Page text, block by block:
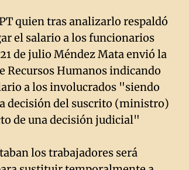
quien tras analizarlo respaldó
el salario a los funcionarios
de julio Méndez Mata envió la
Recursos Humanos indicando
a los involucrados "siendo
decisión del suscrito (ministro)
de una decisión judicial"
los trabajadores será